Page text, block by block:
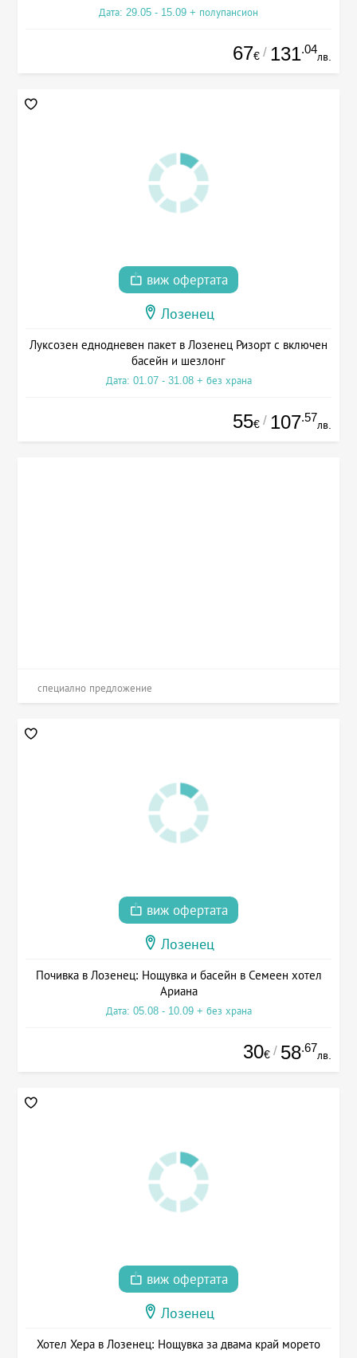
Дата: 29.05 - 15.09 + полупансион
67€ / 131.04
лв.
виж офертата
Лозенец
Луксозен еднодневен пакет в Лозенец Ризорт с включен
басейн и шезлонг
Дата: 01.07 - 31.08 + без храна
55€ / 107.57
лв.
специално предложение
виж офертата
Лозенец
Почивка в Лозенец: Нощувка и басейн в Семеен хотел
Ариана
Дата: 05.08 - 10.09 + без храна
30€ / 58.67
лв.
виж офертата
Лозенец
Хотел Хера в Лозенец: Нощувка за двама край морето